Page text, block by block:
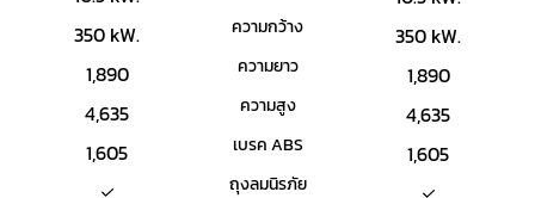
350 kW.
1,890
4,635
1,605
350 kW.
1,890
4,635
1,605
ความกว้าง
ความยาว
ความสูง
เบรค ABS
ถุงลมนิรภัย